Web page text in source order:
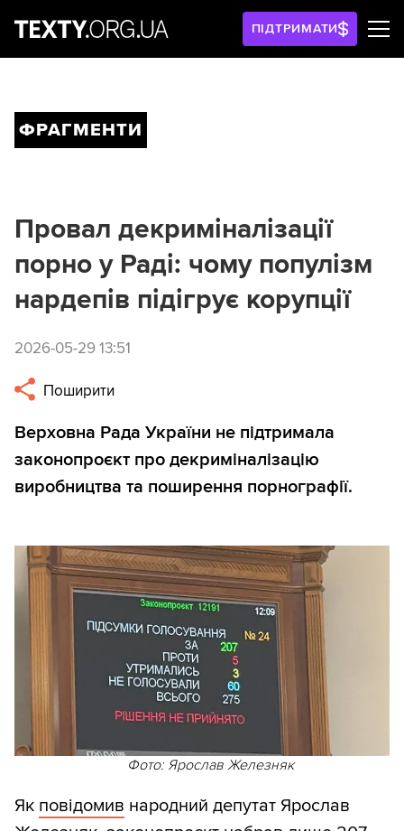
ПІДТРИМАТИ
ФРАГМЕНТИ
Провал декриміналізації
порно у Раді: чому популізм
нардепів підігрує корупції
2026-05-29 13:51
Поширити
Верховна Рада України не підтримала
законопроєкт про декриміналізацію
виробництва та поширення порнографії.
Фото: Ярослав Железняк
Як повідомив народний депутат Ярослав